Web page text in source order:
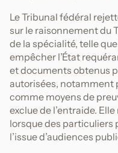
Le Tribunal fédéral
sur le raisonnement du
de la spécialité, telle que
empêcher l’État
et documents obtenus
autorisées, notamment
comme moyens de
exclue de l’entraide.
lorsque des
l’issue d’audiences